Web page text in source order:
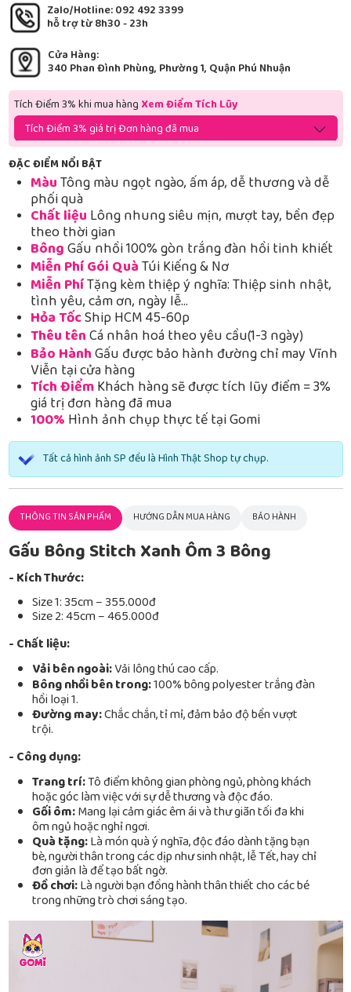
Zalo/Hotline: 092 492 3399
hỗ trợ từ 8h30 - 23h
Cửa Hàng:
340 Phan Đình Phùng, Phường 1, Quận Phú Nhuận
Tích Điểm 3% khi mua hàng Xem Điểm Tích Lũy
Tích Điểm 3% giá trị Đơn hàng đã mua
ĐẶC ĐIỂM NỔI BẬT
MàuTông màu ngọt ngào, ấm áp, dễ thương và dễ
phối quà
Chất liệu Lông nhung siêu mịn, mượt tay, bền đẹp
theo thời gian
BôngGấu nhồi 100% gòn trắng đàn hồi tinh khiết
Miễn Phí Gói QuàTúi Kiếng & Nơ
Miễn PhíTặng kèm thiệp ý nghĩa: Thiệp sinh nhật,
tình yêu, cảm ơn, ngày lễ…
Hỏa TốcShip HCM 45-60p
Thêu tênCá nhân hoá theo yêu cầu(1-3 ngày)
Bảo HànhGấu được bảo hành đường chỉ may Vĩnh
Viễn tại cửa hàng
Tích ĐiểmKhách hàng sẽ được tích lũy điểm = 3%
giá trị đơn hàng đã mua
100% Hình ảnh chụp thực tế tại Gomi
Tất cả hình ảnh SP đều là Hình Thật Shop tự chụp.
THÔNG TIN SẢN PHẨM HƯỚNG DẪN MUA HÀNG BẢO HÀNH
Gấu Bông Stitch Xanh Ôm 3 Bông
- Kích Thước:
Size 1: 35cm – 355.000đ
Size 2: 45cm – 465.000đ
- Chất liệu:
Vải bên ngoài:Vải lông thú cao cấp.
Bông nhồi bên trong:100% bông polyester trắng đàn
hồi loại 1.
Đường may:Chắc chắn, tỉ mỉ, đảm bảo độ bền vượt
trội.
- Công dụng:
Trang trí:Tô điểm không gian phòng ngủ, phòng khách
hoặc góc làm việc với sự dễ thương và độc đáo.
Gối ôm:Mang lại cảm giác êm ái và thư giãn tối đa khi
ôm ngủ hoặc nghỉ ngơi.
Quà tặng:Là món quà ý nghĩa, độc đáo dành tặng bạn
bè, người thân trong các dịp như sinh nhật, lễ Tết, hay chỉ
đơn giản là để tạo bất ngờ.
Đồ chơi:Là người bạn đồng hành thân thiết cho các bé
trong những trò chơi sáng tạo.